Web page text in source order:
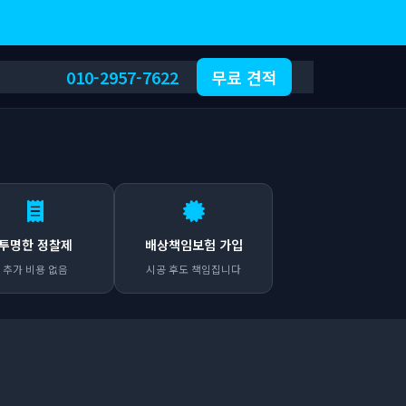
010-2957-7622 무료 견적
명한 정찰제
추가 비용 없음
배상책임보험 가입
시공 후도 책임집니다